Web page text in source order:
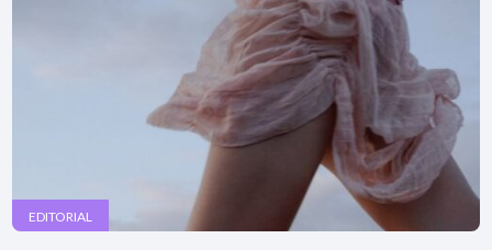
EDITORIAL